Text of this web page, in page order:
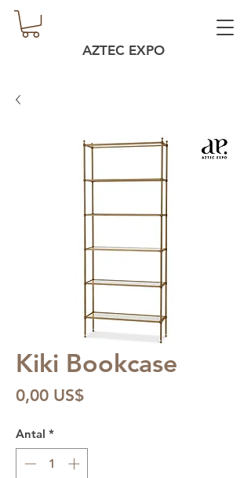
AZTEC EXPO
Kiki Bookcase
0,00 US$Pris
Antal *